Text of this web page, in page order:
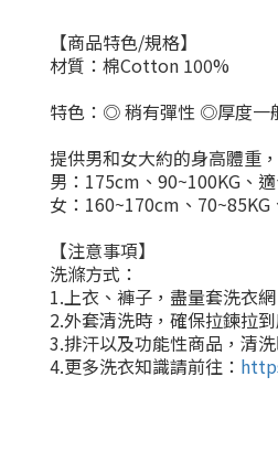
【商品特色/規格】
材質：棉Cotton 100%
特色： ◎稍有彈性 ◎厚度一
提供男和女大約的身高體重
男： 175cm 、 90~100KG 、
女： 160~170cm 、 70~85KG
【注意事項】
洗滌方式：
1.上衣、褲子，盡量套洗衣
2.外套清洗時，確保拉鍊拉
3.排汗以及功能性商品，清
4.更多洗衣知識請前往：